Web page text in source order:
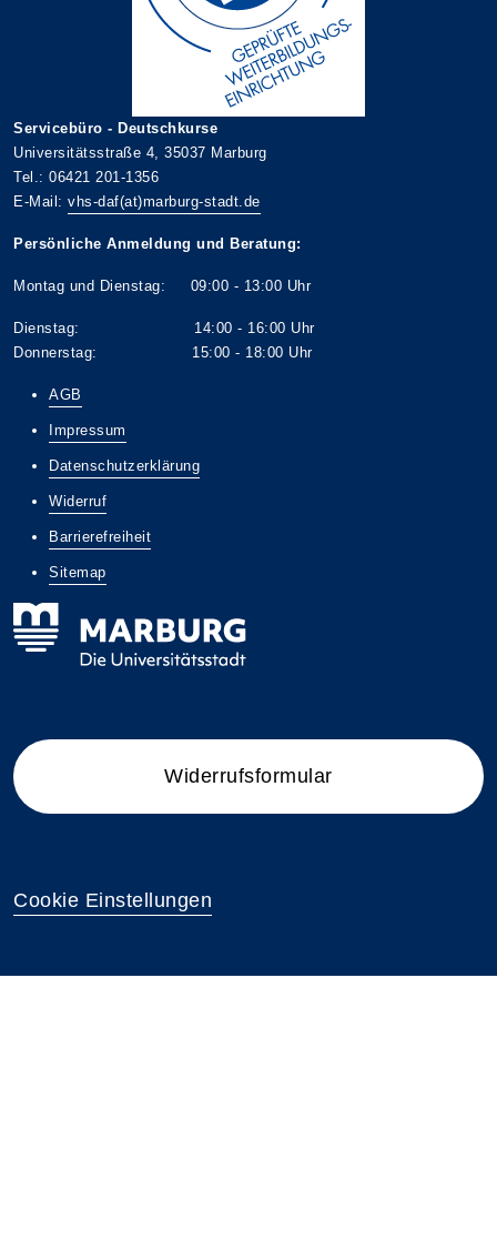
Servicebüro - Deutschkurse
Universitätsstraße 4, 35037 Marburg
Tel.: 06421 201-1356
E-Mail: vhs-daf(at)marburg-stadt.de
Persönliche Anmeldung und Beratung:
Montag und Dienstag: 09:00 - 13:00 Uhr
Dienstag: 14:00 - 16:00 Uhr
Donnerstag: 15:00 - 18:00 Uhr
AGB
Impressum
Datenschutzerklärung
Widerruf
Barrierefreiheit
Sitemap
Widerrufsformular
Cookie Einstellungen